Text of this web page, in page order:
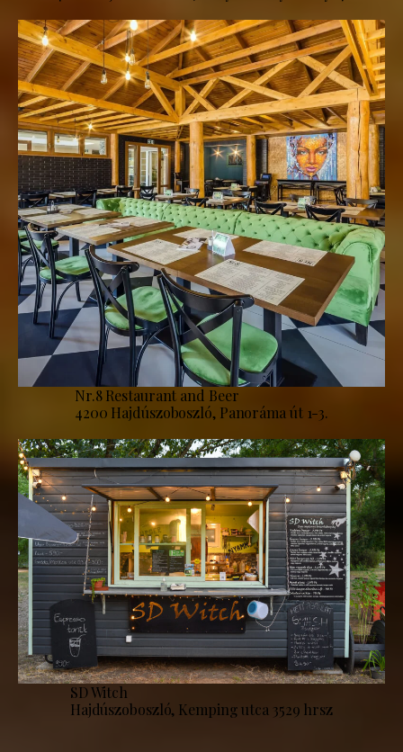
Nr.8 Restaurant and Beer
4200 Hajdúszoboszló, Panoráma út 1-3.
SD Witch
Hajdúszoboszló, Kemping utca 3529 hrsz